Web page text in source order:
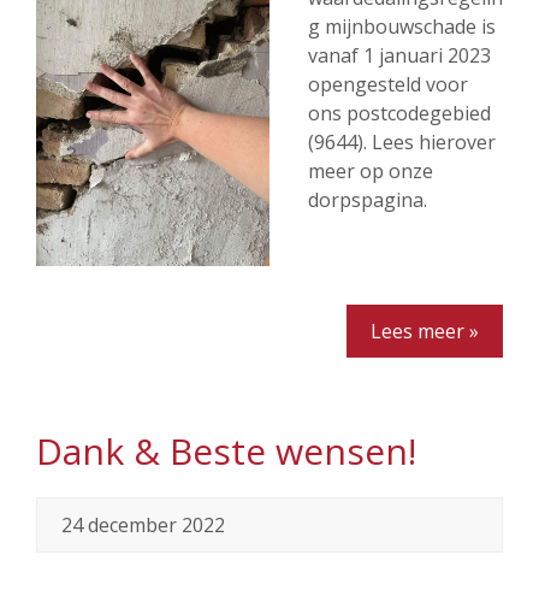
g mijnbouwschade is
vanaf 1 januari 2023
opengesteld voor
ons postcodegebied
(9644). Lees hierover
meer op onze
dorpspagina.
Lees meer »
Dank & Beste wensen!
24 december 2022